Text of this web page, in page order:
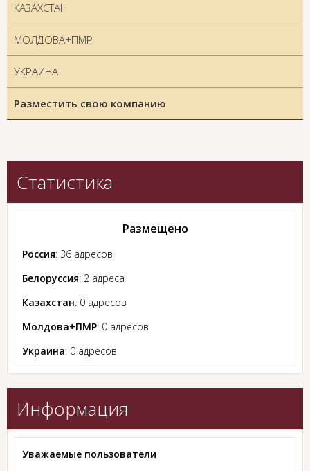
КАЗАХСТАН
МОЛДОВА+ПМР
УКРАИНА
Разместить свою компанию
Статистика
Размещено
Россия: 36 адресов
Белоруссия: 2 адреса
Казахстан: 0 адресов
Молдова+ПМР: 0 адресов
Украина: 0 адресов
Информация
Уважаемые пользователи